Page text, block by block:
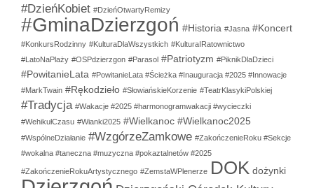
#DzieńKobiet #DzieńOtwartyRemizy
#GminaDzierzgoń #Historia #Jasna #Koncert
#KonkursRodzinny #KulturaDlaWszystkich #KulturaIRatownictwo
#LatoNaPlaży #OSPdzierzgon #Parasol #Patriotyzm #PiknikDlaDzieci
#PowitanieLata #PowitanieLata #Ścieżka #Inauguracja #2025 #Innowacje
#MarkTwain #Rękodzieło #SłowiańskieKorzenie #TeatrKlasykiPolskiej
#Tradycja #Wakacje #2025 #harmonogramwakacji #wycieczki
#WehikułCzasu #Wianki2025 #Wielkanoc #Wielkanoc2025
#WspólneDziałanie #WzgórzeZamkowe #ZakończenieRoku #Sekcje
#wokalna #taneczna #muzyczna #pokaztalnetów #2025
#ZakończenieRokuArtystycznego #ZemstaWPlenerze DOK dożynki